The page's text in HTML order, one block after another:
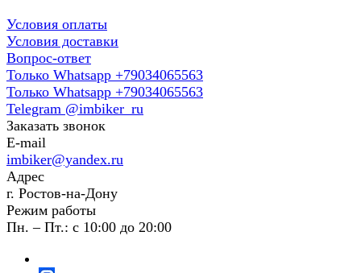
Условия оплаты
Условия доставки
Вопрос-ответ
Только Whatsapp +79034065563
Только Whatsapp +79034065563
Telegram @imbiker_ru
Заказать звонок
E-mail
imbiker@yandex.ru
Адрес
г. Ростов-на-Дону
Режим работы
Пн. – Пт.: с 10:00 до 20:00